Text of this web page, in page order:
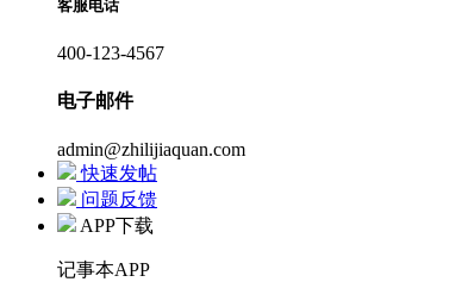
客服电话
400-123-4567
电子邮件
admin@zhilijiaquan.com
快速发帖
问题反馈
APP下载
记事本APP